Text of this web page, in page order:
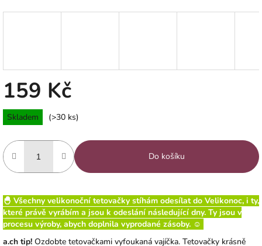
159 Kč
Měrná
cena:
Skladem (>30 ks)
Do košíku
🐣 Všechny velikonoční tetovačky stíhám odesílat do Velikonoc, i ty,
které právě vyrábím a jsou k odeslání následující dny. Ty jsou v
procesu výroby, abych doplnila vyprodané zásoby. ☺️
a.ch tip! Ozdobte tetovačkami vyfoukaná vajíčka. Tetovačky krásně